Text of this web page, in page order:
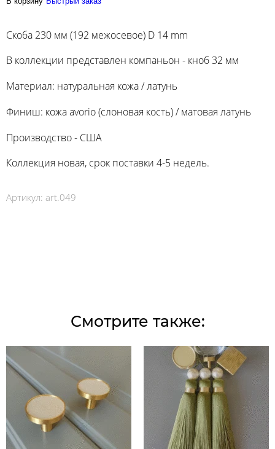
Скоба 230 мм (192 межосевое) D 14 mm
В коллекции представлен компаньон - кноб 32 мм
Материал: натуральная кожа / латунь
Финиш: кожа avorio (слоновая кость) / матовая латунь
Производство - США
Коллекция новая, срок поставки 4-5 недель.
Артикул: art.049
Смотрите также: